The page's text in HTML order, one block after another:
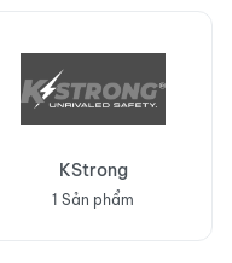
KStrong
1 Sản phẩm